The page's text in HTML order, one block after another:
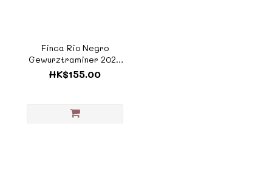
Finca Rio Negro
Gewurztraminer 2024
西班牙黑河酒莊瓊瑤漿
《SP058C》
HK$155.00